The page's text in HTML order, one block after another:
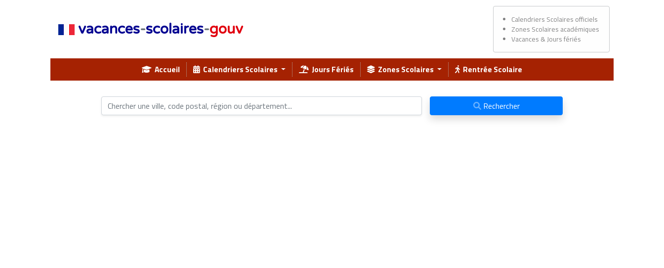
vacances-scolaires-gouv
Calendriers Scolaires officiels
Zones Scolaires académiques
Vacances & Jours fériés
Accueil Calendriers Scolaires Jours Fériés Zones Scolaires Rentrée Scolaire
Rechercher